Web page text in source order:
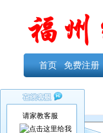
首页 免费注册
ID
请家教客服